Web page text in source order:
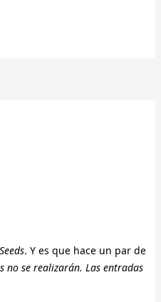
Seeds. Y es que hace un par de
no se realizarán. Las entradas